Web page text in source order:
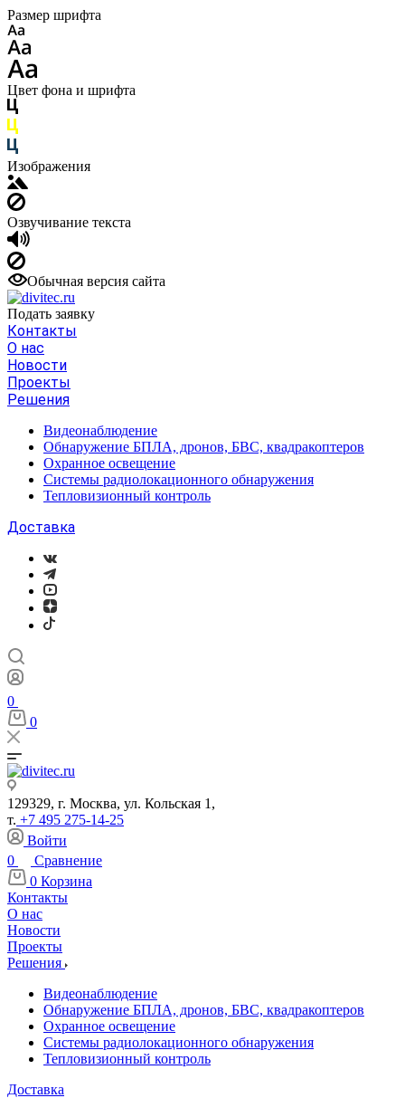
Размер шрифта
Цвет фона и шрифта
Изображения
Озвучивание текста
Обычная версия сайта
Подать заявку
Контакты
О нас
Новости
Проекты
Решения
Видеонаблюдение
Обнаружение БПЛА, дронов, БВС, квадракоптеров
Охранное освещение
Системы радиолокационного обнаружения
Тепловизионный контроль
Доставка
0
0
129329, г. Москва, ул. Кольская 1,
т. +7 495 275-14-25
Войти
0
Сравнение
0 Корзина
Контакты
О нас
Новости
Проекты
Решения
Видеонаблюдение
Обнаружение БПЛА, дронов, БВС, квадракоптеров
Охранное освещение
Системы радиолокационного обнаружения
Тепловизионный контроль
Доставка